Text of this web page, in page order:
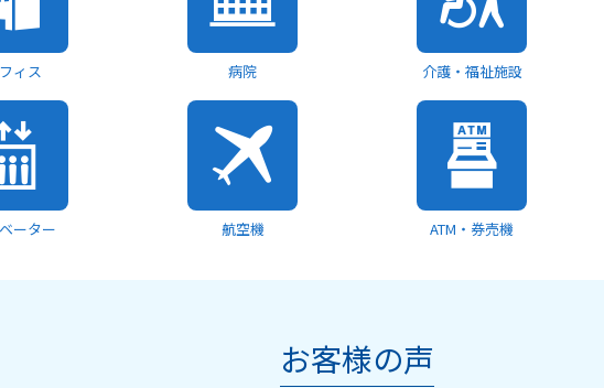
ィス 病院 介護・福祉施設
ーター 航空機 ATM・券売機
お客様の声